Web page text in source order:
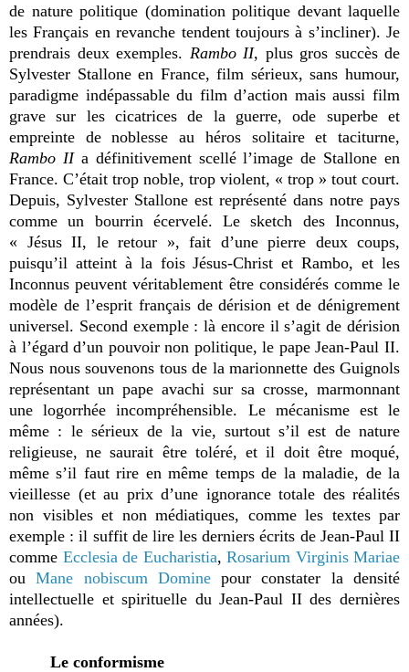
de nature politique (domination politique devant laquelle
les Français en revanche tendent toujours à s’incliner). Je
prendrais deux exemples. Rambo II, plus gros succès de
Sylvester Stallone en France, film sérieux, sans humour,
paradigme indépassable du film d’action mais aussi film
grave sur les cicatrices de la guerre, ode superbe et
empreinte de noblesse au héros solitaire et taciturne,
Rambo IIa définitivement scellé l’image de Stallone en
France. C’était trop noble, trop violent, « trop » tout court.
Depuis, Sylvester Stallone est représenté dans notre pays
comme un bourrin écervelé. Le sketch des Inconnus,
« Jésus II, le retour », fait d’une pierre deux coups,
puisqu’il atteint à la fois Jésus-Christ et Rambo, et les
Inconnus peuvent véritablement être considérés comme le
modèle de l’esprit français de dérision et de dénigrement
universel. Second exemple : là encore il s’agit de dérision
à l’égard d’un pouvoir non politique, le pape Jean-Paul II.
Nous nous souvenons tous de la marionnette des Guignols
représentant un pape avachi sur sa crosse, marmonnant
une logorrhée incompréhensible. Le mécanisme est le
même : le sérieux de la vie, surtout s’il est de nature
religieuse, ne saurait être toléré, et il doit être moqué,
même s’il faut rire en même temps de la maladie, de la
vieillesse (et au prix d’une ignorance totale des réalités
non visibles et non médiatiques, comme les textes par
exemple : il suffit de lire les derniers écrits de Jean-Paul II
comme Ecclesia de Eucharistia, Rosarium Virginis Mariae
ouMane nobiscum Dominepour constater la densité
intellectuelle et spirituelle du Jean-Paul II des dernières
années).
Le conformisme